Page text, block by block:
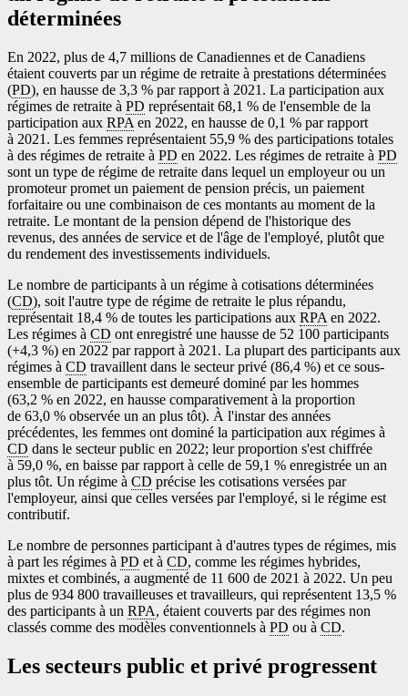
déterminées
En 2022, plus de 4,7 millions de Canadiennes et de Canadiens
étaient couverts par un régime de retraite à prestations déterminées
(PD), en hausse de 3,3 % par rapport à 2021. La participation aux
régimes de retraite à PD représentait 68,1 % de l'ensemble de la
participation aux RPA en 2022, en hausse de 0,1 % par rapport
à 2021. Les femmes représentaient 55,9 % des participations totales
à des régimes de retraite à PD en 2022. Les régimes de retraite à PD
sont un type de régime de retraite dans lequel un employeur ou un
promoteur promet un paiement de pension précis, un paiement
forfaitaire ou une combinaison de ces montants au moment de la
retraite. Le montant de la pension dépend de l'historique des
revenus, des années de service et de l'âge de l'employé, plutôt que
du rendement des investissements individuels.
Le nombre de participants à un régime à cotisations déterminées
(CD), soit l'autre type de régime de retraite le plus répandu,
représentait 18,4 % de toutes les participations aux RPA en 2022.
Les régimes à CD ont enregistré une hausse de 52 100 participants
(+4,3 %) en 2022 par rapport à 2021. La plupart des participants aux
régimes à CD travaillent dans le secteur privé (86,4 %) et ce sous-
ensemble de participants est demeuré dominé par les hommes
(63,2 % en 2022, en hausse comparativement à la proportion
de 63,0 % observée un an plus tôt). À l'instar des années
précédentes, les femmes ont dominé la participation aux régimes à
CD dans le secteur public en 2022; leur proportion s'est chiffrée
à 59,0 %, en baisse par rapport à celle de 59,1 % enregistrée un an
plus tôt. Un régime à CD précise les cotisations versées par
l'employeur, ainsi que celles versées par l'employé, si le régime est
contributif.
Le nombre de personnes participant à d'autres types de régimes, mis
à part les régimes à PD et à CD, comme les régimes hybrides,
mixtes et combinés, a augmenté de 11 600 de 2021 à 2022. Un peu
plus de 934 800 travailleuses et travailleurs, qui représentent 13,5 %
des participants à un RPA, étaient couverts par des régimes non
classés comme des modèles conventionnels à PD ou à CD.
Les secteurs public et privé progressent